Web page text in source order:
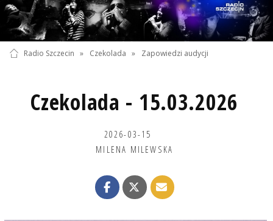
Radio Szczecin » Czekolada » Zapowiedzi audycji
Czekolada - 15.03.2026
2026-03-15
MILENA MILEWSKA